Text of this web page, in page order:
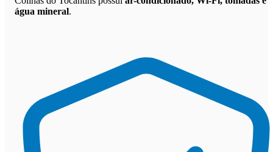
água mineral.